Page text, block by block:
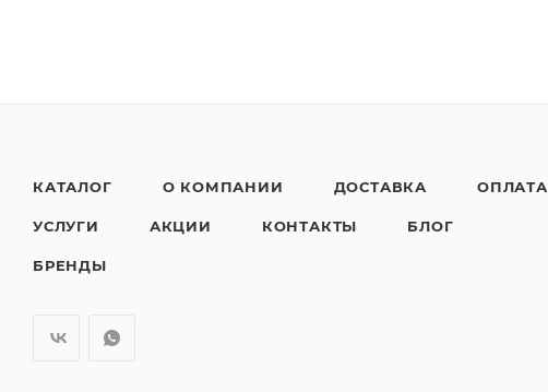
КАТАЛОГ О КОМПАНИИ ДОСТАВКА ОПЛАТА
УСЛУГИ АКЦИИ КОНТАКТЫ БЛОГ
БРЕНДЫ